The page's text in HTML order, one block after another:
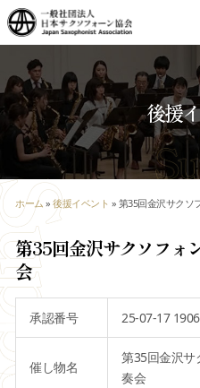
後援
ホーム » 後援イベント » 第35回金沢サクソ
第35回金沢サクソフォ
会
承認番号 25-07-17 1906
催し物名
第35回金沢サ
奏会